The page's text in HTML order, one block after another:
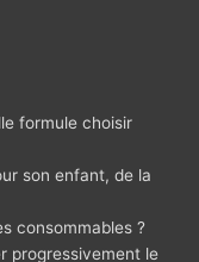
formule choisir
son enfant, de la
consommables ?
progressivement le